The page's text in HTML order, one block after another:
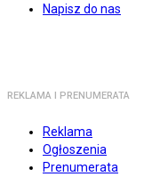
Napisz do nas
REKLAMA I PRENUMERATA
Reklama
Ogłoszenia
Prenumerata